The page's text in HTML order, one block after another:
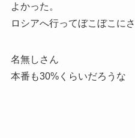
よかった。
ロシアへ行ってぼこぼこに
名無しさん
本番も30%くらいだろうな